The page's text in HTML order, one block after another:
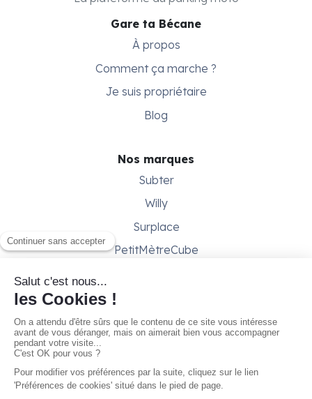
Gare ta Bécane
À propos
Comment ça marche ?
Je suis propriétaire
Blog
Nos marques
Subter
Willy
Surplace
PetitMètreCube
Besoin d'aide ?
Conditions générales
Gestion des cookies